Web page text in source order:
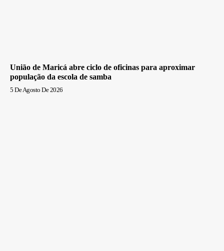
União de Maricá abre ciclo de oficinas para aproximar
população da escola de samba
5 De Agosto De 2026